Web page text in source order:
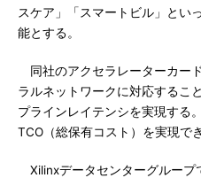
スケア」「スマートビル」とい
能とする。
同社のアクセラレーターカー
ラルネットワークに対応するこ
プラインレイテンシを実現する
TCO（総保有コスト）を実現で
Xilinxデータセンターグループ